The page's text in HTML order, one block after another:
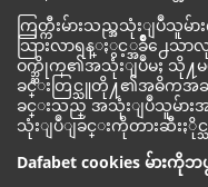
ကြတ္ကီးမ်ားသည္အသုံးျပဳသူ
သြားလာရန္ႏွင့္အခ်ိဳ႕ေသာ
ဝက္ဘ္ဆိုက္၏အသုံးျပဳမႈ သို
ခင္းတြင္သူတို႔၏အဓိကအခ
ခင္းသည္ အသုံးျပဳသူမ်ားအာ
သုံးျပဳျခင္းကိုတားဆီးႏိုင္
Dafabet cookies မ်ားကို